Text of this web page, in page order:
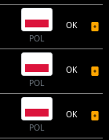
POL
OK
POL
OK
POL
OK